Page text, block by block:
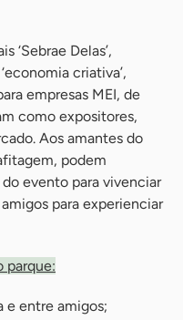
‘Sebrae Delas’,
criativa’,
empresas MEI, de
como expositores,
Aos amantes do
podem
evento para vivenciar
para experienciar
parque:
e entre amigos;